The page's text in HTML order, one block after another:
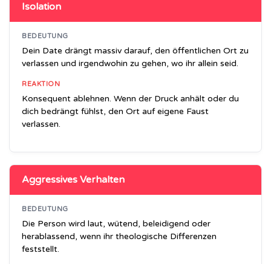
Isolation
BEDEUTUNG
Dein Date drängt massiv darauf, den öffentlichen Ort zu
verlassen und irgendwohin zu gehen, wo ihr allein seid.
REAKTION
Konsequent ablehnen. Wenn der Druck anhält oder du
dich bedrängt fühlst, den Ort auf eigene Faust
verlassen.
Aggressives Verhalten
BEDEUTUNG
Die Person wird laut, wütend, beleidigend oder
herablassend, wenn ihr theologische Differenzen
feststellt.